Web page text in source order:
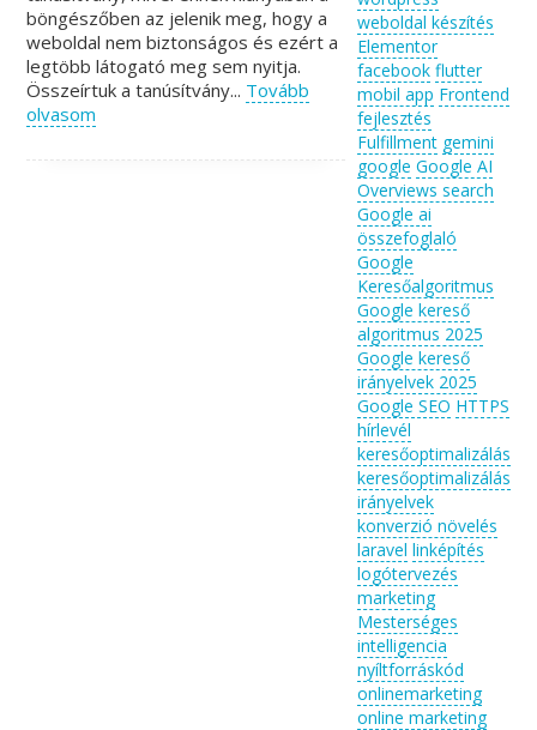
böngészőben az jelenik meg, hogy a
weboldal nem biztonságos és ezért a
legtöbb látogató meg sem nyitja.
Összeírtuk a tanúsítvány... Tovább
olvasom
weboldal készítés
Elementor
facebook flutter
mobil app Frontend
fejlesztés
Fulfillment gemini
google Google AI
Overviews search
Google ai
összefoglaló
Google
Keresőalgoritmus
Google kereső
algoritmus 2025
Google kereső
irányelvek 2025
Google SEO HTTPS
hírlevél
keresőoptimalizálás
keresőoptimalizálás
irányelvek
konverzió növelés
laravel linképítés
logótervezés
marketing
Mesterséges
intelligencia
nyíltforráskód
onlinemarketing
online marketing